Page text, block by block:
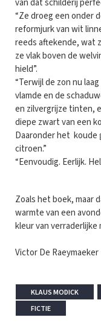
van dat schilderij
“Ze droeg een onder
reformjurk van wit
reeds aftekende, wat
ze vlak boven de
hield”.
“Terwijl de zon nu
vlamde en de
en zilvergrijze tinten,
diepe zwart van een
Daaronder het koude
citroen.”
“Eenvoudig. Eerlijk.
Zoals het boek, maar
warmte van een
kleur van
Victor De Raeymaeker
KLAUS MODICK
FICTIE